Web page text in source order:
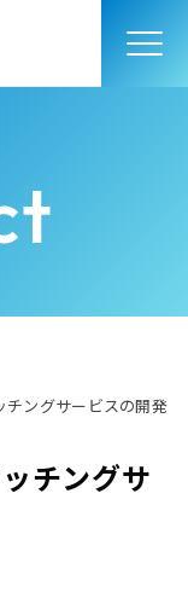
チングサービスの開発
チングサ